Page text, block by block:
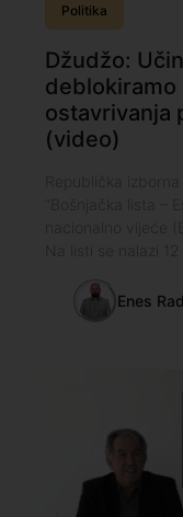
Politika
Džudžo:
deblokiramo
ostavrivanja
(video)
Enes